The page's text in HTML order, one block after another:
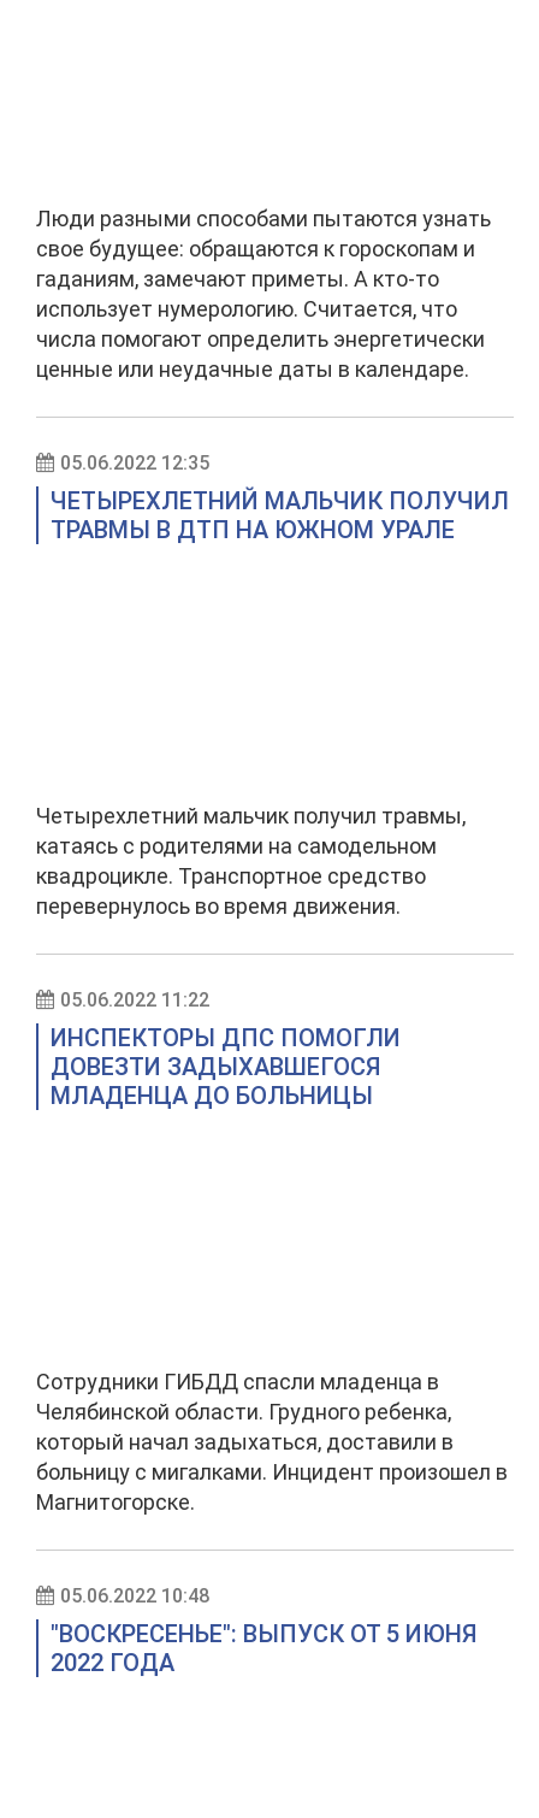
Люди разными способами пытаются узнать
свое будущее: обращаются к гороскопам и
гаданиям, замечают приметы. А кто-то
использует нумерологию. Считается, что
числа помогают определить энергетически
ценные или неудачные даты в календаре.
05.06.2022 12:35
ЧЕТЫРЕХЛЕТНИЙ МАЛЬЧИК ПОЛУЧИЛ
ТРАВМЫ В ДТП НА ЮЖНОМ УРАЛЕ
Четырехлетний мальчик получил травмы,
катаясь с родителями на самодельном
квадроцикле. Транспортное средство
перевернулось во время движения.
05.06.2022 11:22
ИНСПЕКТОРЫ ДПС ПОМОГЛИ
ДОВЕЗТИ ЗАДЫХАВШЕГОСЯ
МЛАДЕНЦА ДО БОЛЬНИЦЫ
Сотрудники ГИБДД спасли младенца в
Челябинской области. Грудного ребенка,
который начал задыхаться, доставили в
больницу с мигалками. Инцидент произошел в
Магнитогорске.
05.06.2022 10:48
"ВОСКРЕСЕНЬЕ": ВЫПУСК ОТ 5 ИЮНЯ
2022 ГОДА